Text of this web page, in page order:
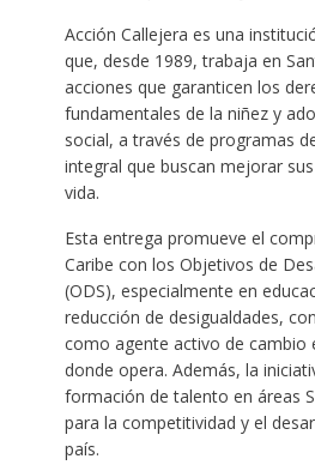
Acción Callejera es una
que, desde 1989, trabaja en
acciones que garanticen los
fundamentales de la niñez y
social, a través de programas
integral que buscan mejorar
vida.
Esta entrega promueve el
Caribe con los Objetivos de
(ODS), especialmente en
reducción de desigualdades,
como agente activo de cambio
donde opera. Además, la
formación de talento en áreas
para la competitividad y el
país.